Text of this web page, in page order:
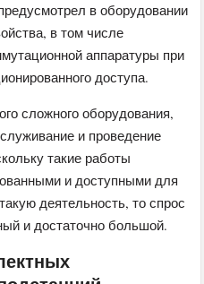
в оборудовании
в том числе
аппаратуры при
доступа.
сложного оборудования,
и проведение
такие работы
и доступными для
деятельность, то спрос
и достаточно большой.